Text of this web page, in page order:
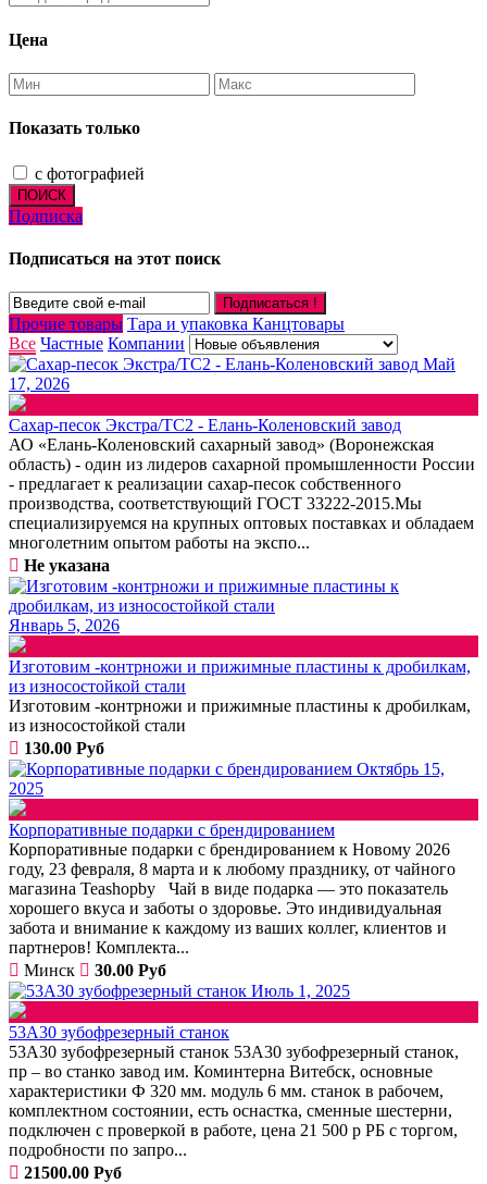
Цена
Показать только
с фотографией
ПОИСК
Подписка
Подписаться на этот поиск
Подписаться !
Прочие товары Тара и упаковка Канцтовары
Все Частные Компании
Май
17, 2026
Сахар-песок Экстра/ТС2 - Елань-Коленовский завод
АО «Елань-Коленовский сахарный завод» (Воронежская
область) - один из лидеров сахарной промышленности России
- предлагает к реализации сахар-песок собственного
производства, соответствующий ГОСТ 33222-2015.Мы
специализируемся на крупных оптовых поставках и обладаем
многолетним опытом работы на экспо...
Не указана
Январь 5, 2026
Изготовим -контрножи и прижимные пластины к дробилкам,
из износостойкой стали
Изготовим -контрножи и прижимные пластины к дробилкам,
из износостойкой стали
130.00 Руб
Октябрь 15,
2025
Корпоративные подарки с брендированием
Корпоративные подарки с брендированием к Новому 2026
году, 23 февраля, 8 марта и к любому празднику, от чайного
магазина Teashopby Чай в виде подарка — это показатель
хорошего вкуса и заботы о здоровье. Это индивидуальная
забота и внимание к каждому из ваших коллег, клиентов и
партнеров! Комплекта...
Минск
30.00 Руб
Июль 1, 2025
53А30 зубофрезерный станок
53А30 зубофрезерный станок 53А30 зубофрезерный станок,
пр – во станко завод им. Коминтерна Витебск, основные
характеристики Ф 320 мм. модуль 6 мм. станок в рабочем,
комплектном состоянии, есть оснастка, сменные шестерни,
подключен с проверкой в работе, цена 21 500 р РБ с торгом,
подробности по запро...
21500.00 Руб